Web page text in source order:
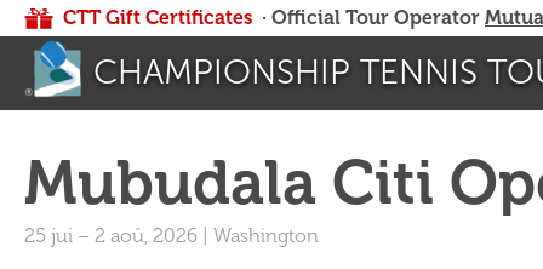
CTT Gift Certificates · Official Tour Operator
CHAMPIONSHIP TENNIS
Mubudala Citi
25 jui – 2 aoû, 2026 Washington